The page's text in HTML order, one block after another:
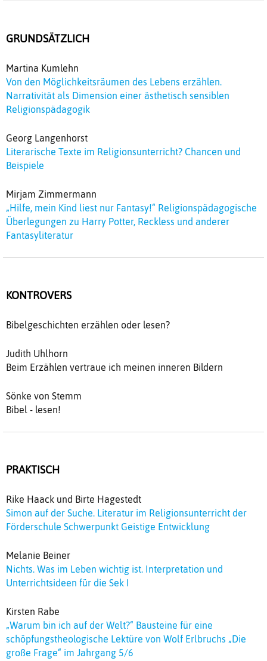
GRUNDSÄTZLICH
Martina Kumlehn
Von den Möglichkeitsräumen des Lebens erzählen.
Narrativität als Dimension einer ästhetisch sensiblen
Religionspädagogik
Georg Langenhorst
Literarische Texte im Religionsunterricht? Chancen und
Beispiele
Mirjam Zimmermann
„Hilfe, mein Kind liest nur Fantasy!“ Religionspädagogische
Überlegungen zu Harry Potter, Reckless und anderer
Fantasyliteratur
KONTROVERS
Bibelgeschichten erzählen oder lesen?
Judith Uhlhorn
Beim Erzählen vertraue ich meinen inneren Bildern
Sönke von Stemm
Bibel - lesen!
PRAKTISCH
Rike Haack und Birte Hagestedt
Simon auf der Suche. Literatur im Religionsunterricht der
Förderschule Schwerpunkt Geistige Entwicklung
Melanie Beiner
Nichts. Was im Leben wichtig ist. Interpretation und
Unterrichtsideen für die Sek I
Kirsten Rabe
„Warum bin ich auf der Welt?“ Bausteine für eine
schöpfungstheologische Lektüre von Wolf Erlbruchs „Die
große Frage“ im Jahrgang 5/6